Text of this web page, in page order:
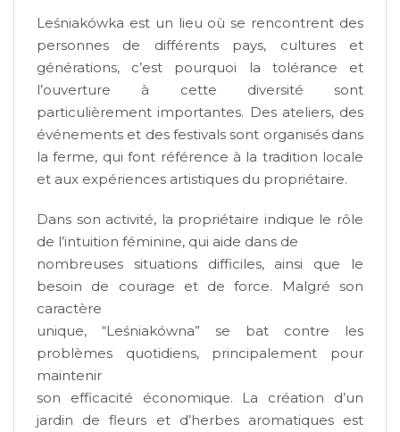
Leśniakówka est un lieu où se rencontrent des
personnes de différents pays, cultures et
générations, c’est pourquoi la tolérance et
l’ouverture à cette diversité sont
particulièrement importantes. Des ateliers, des
événements et des festivals sont organisés dans
la ferme, qui font référence à la tradition locale
et aux expériences artistiques du propriétaire.
Dans son activité, la propriétaire indique le rôle
de l’intuition féminine, qui aide dans de
nombreuses situations difficiles, ainsi que le
besoin de courage et de force. Malgré son
caractère
unique, “Leśniakówna” se bat contre les
problèmes quotidiens, principalement pour
maintenir
son efficacité économique. La création d’un
jardin de fleurs et d’herbes aromatiques est